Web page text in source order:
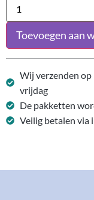
Toevoegen aan
Wij verzenden op
vrijdag
De pakketten
Veilig betalen via